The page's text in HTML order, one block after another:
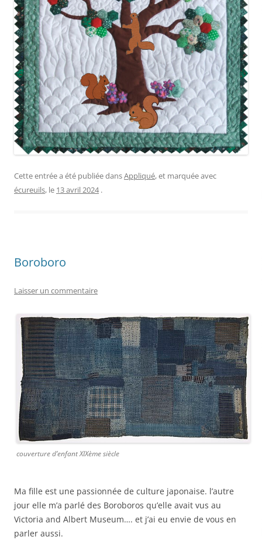
Cette entrée a été publiée dansAppliqué, et marquée avec
écureuils, le 13 avril 2024 .
Boroboro
Laisser un commentaire
couverture d’enfant XIXème siècle
Ma fille est une passionnée de culture japonaise. l’autre
jour elle m’a parlé des Boroboros qu’elle avait vus au
Victoria and Albert Museum…. et j’ai eu envie de vous en
parler aussi.